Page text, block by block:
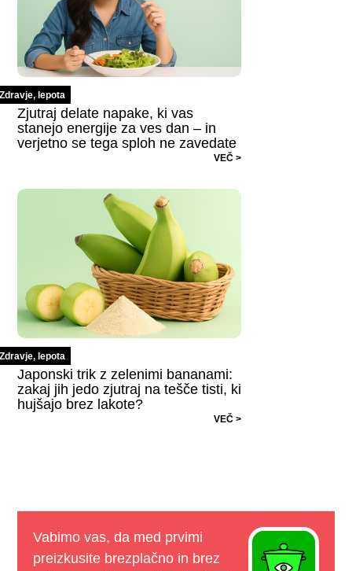
Zdravje, lepota
Zjutraj delate napake, ki vas
stanejo energije za ves dan – in
verjetno se tega sploh ne zavedate
VEČ >
Zdravje, lepota
Japonski trik z zelenimi bananami:
zakaj jih jedo zjutraj na tešče tisti, ki
hujšajo brez lakote?
VEČ >
Vabimo vas, da med prvimi
preizkusite brezplačno in brez